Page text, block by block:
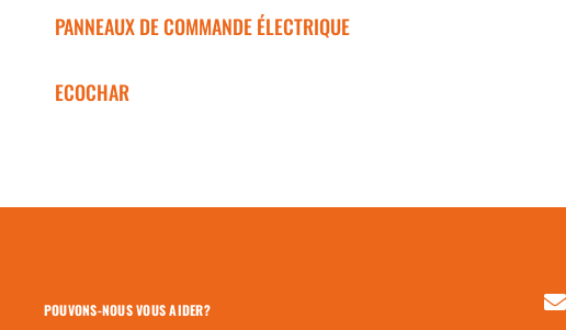
PANNEAUX DE COMMANDE ÉLECTRIQUE
ECOCHAR
POUVONS-NOUS VOUS AIDER?